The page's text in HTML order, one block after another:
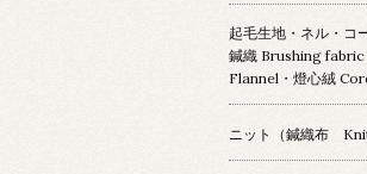
起毛生地・ネル・コ
鍼織 Brushing fabric
Flannel・燈心絨
ニット（鍼織布